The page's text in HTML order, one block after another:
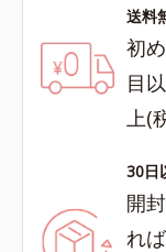
送料
初
目
上(
30日
開
れ